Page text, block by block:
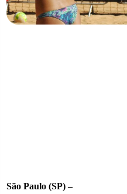
São Paulo (SP) –